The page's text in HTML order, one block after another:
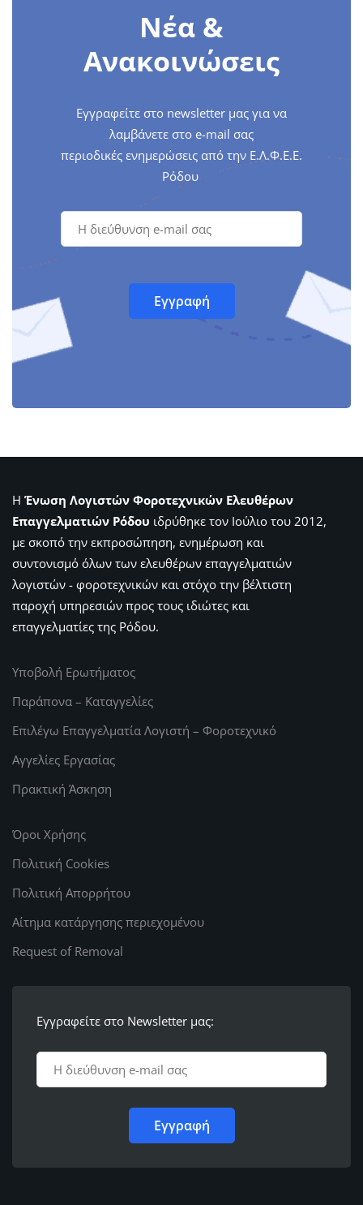
Νέα &
Ανακοινώσεις
Εγγραφείτε στο newsletter μας για να
λαμβάνετε στο e-mail σας
περιοδικές ενημερώσεις από την Ε.Λ.Φ.Ε.Ε.
Ρόδου
Η Ένωση Λογιστών Φοροτεχνικών Ελευθέρων
Επαγγελματιών Ρόδου ιδρύθηκε τον Ιούλιο του 2012,
με σκοπό την εκπροσώπηση, ενημέρωση και
συντονισμό όλων των ελευθέρων επαγγελματιών
λογιστών - φοροτεχνικών και στόχο την βέλτιστη
παροχή υπηρεσιών προς τους ιδιώτες και
επαγγελματίες της Ρόδου.
Υποβολή Ερωτήματος
Παράπονα – Καταγγελίες
Επιλέγω Επαγγελματία Λογιστή – Φοροτεχνικό
Αγγελίες Εργασίας
Πρακτική Άσκηση
Όροι Χρήσης
Πολιτική Cookies
Πολιτική Απορρήτου
Αίτημα κατάργησης περιεχομένου
Request of Removal
Εγγραφείτε στο Newsletter μας: